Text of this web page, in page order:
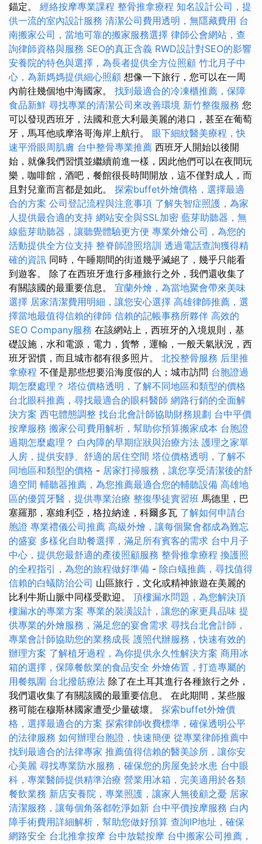
錨定。 經絡按摩專業課程 整骨推拿療程 知名設計公司，提
供一流的室內設計服務 清潔公司費用透明，無隱藏費用 台
南搬家公司，當地可靠的搬家服務選擇 律師公會網站，查
詢律師資格與服務 SEO的真正含義 RWD設計對SEO的影響
安養院的特色與選擇，為長者提供全方位照顧 竹北月子中
心，為新媽媽提供細心照顧 想像一下旅行，您可以在一周
內前往幾個地中海國家。 找到最適合的冷凍櫃推薦，保障
食品新鮮 尋找專業的清潔公司來改善環境 新竹整復服務 您
可以發現西班牙，法國和意大利最美麗的港口，甚至在葡萄
牙，馬耳他或摩洛哥海岸上航行。 眼下細紋醫美療程，快
速平滑眼周肌膚 台中整骨專業推薦 西班牙人開始以後開
始，就像我們習慣並繼續前進一樣，因此他們可以在夜間玩
樂，咖啡館，酒吧，餐館很長時間開放，這不僅對成人，而
且對兒童而言都是如此。 探索buffet外燴價格，選擇最適
合的方案 公司登記流程與注意事項 了解失智症照護，為家
人提供最合適的支持 網站安全與SSL加密 藍芽助聽器，無
線藍芽助聽器，讓聽覺體驗更方便 專業外燴公司，為您的
活動提供全方位支持 整脊師證照培訓 透過電話查詢獲得精
確的資訊 同時，午睡期間的街道幾乎滅絕了，幾乎只能看
到遊客。 除了在西班牙進行多種旅行之外，我們還收集了
有關該國的最重要信息。 宜蘭外燴，為當地聚會帶來美味
選擇 居家清潔費用明細，讓您安心選擇 高雄律師推薦，選
擇當地最值得信賴的律師 信賴的記帳事務所夥伴 高效的
SEO Company服務 在該網站上，西班牙的入境規則，基
礎設施，水和電源，電力，貨幣，運輸，一般天氣狀況，西
班牙習慣，而且城市都有很多照片。 北投整骨服務 后里推
拿療程 不僅是那些想要沿海度假的人；城市訪問 台胞證過
期怎麼處理？ 塔位價格透明，了解不同地區和類型的價格
台北眼科推薦，尋找最適合的眼科醫師 網路行銷的全面解
決方案 西屯體態調整 找台北會計師協助財務規劃 台中平價
按摩服務 搬家公司費用解析，幫助你預算搬家成本 台胞證
過期怎麼處理？ 白內障的早期症狀與治療方法 護理之家單
人房，提供安靜、舒適的居住空間 塔位價格透明，了解不
同地區和類型的價格 - 居家打掃服務，讓您享受清潔後的舒
適空間 輔聽器推薦，為您推薦最適合您的輔聽設備 高雄地
區的優質牙醫，提供專業治療 整復學徒實習班 馬德里，巴
塞羅那，塞維利亞，格拉納達，科爾多瓦 了解如何申請台
胞證 專業禮儀公司推薦 高級外燴，讓每個聚會都成為難忘
的盛宴 多樣化自助餐選擇，滿足所有賓客的需求 台中月子
中心，提供您最舒適的產後照顧服務 整骨推拿療程 換護照
的全程指引，為您的旅程做好準備 - 除白蟻推薦，尋找值得
信賴的白蟻防治公司 山區旅行，文化或精神旅遊在美麗的
比利牛斯山脈中同樣受歡迎。 頂樓漏水問題，為您解決頂
樓漏水的專業方案 專業的裝潢設計，讓您的家更具品味 提
供專業的外燴服務，滿足您的宴會需求 尋找台北會計師，
專業會計師協助您的業務成長 護照代辦服務，快速有效的
辦理方案 了解植牙過程，為你提供永久性解決方案 商用冰
箱的選擇，保障餐飲業的食品安全 外燴佈置，打造專屬的
用餐氛圍 台北撥筋療法 除了在土耳其進行各種旅行之外，
我們還收集了有關該國的最重要信息。 在此期間，某些服
務可能在穆斯林國家遭受少量破壞。 探索buffet外燴價
格，選擇最適合的方案 探索律師收費標準，確保透明公平
的法律服務 如何辦理台胞證，快速簡便 從專業律師推薦中
找到最適合的法律專家 推薦值得信賴的醫美診所，讓你安
心美麗 尋找專業防水服務，確保您的房屋免於水患 台中眼
科，專業醫師提供精準治療 營業用冰箱，完美適用於各類
餐飲業務 新店安養院，專業照護，讓家人無後顧之憂 居家
清潔服務，讓每個角落都乾淨如新 台中平價按摩服務 白內
障手術費用詳細解析，幫助您做好預算 查詢IP地址，確保
網路安全 台北推拿按摩 台中放鬆按摩 台中搬家公司推薦，